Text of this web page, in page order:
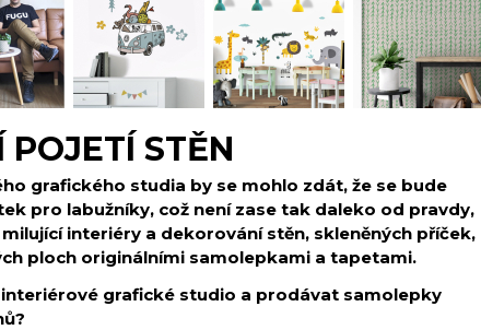
POJETÍ STĚN
grafického studia by se mohlo zdát, že se bude
pro labužníky, což není zase tak daleko od pravdy,
interiéry a dekorování stěn, skleněných příček,
ploch originálními samolepkami a tapetami.
grafické studio a prodávat samolepky